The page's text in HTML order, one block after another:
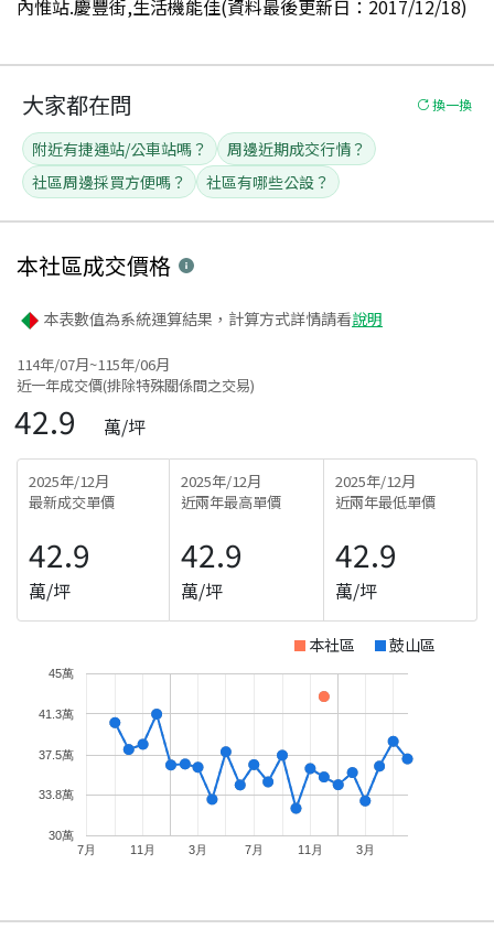
內惟站.慶豐街,生活機能佳(資料最後更新日：2017/12/18)
大家都在問 換一換
附近有捷運站/公車站嗎？
周邊近期成交行情？
社區周邊採買方便嗎？
社區有哪些公設？
本社區成交價格
本表數值為系統運算結果，計算方式詳情請看說明
114年/07月~115年/06月
近一年成交價(排除特殊關係間之交易)
42.9 萬/坪
2025年/12月
最新成交單價
42.9
萬/坪
2025年/12月
近兩年最高單價
42.9
萬/坪
2025年/12月
近兩年最低單價
42.9
萬/坪
本社區 鼓山區
7月 11月 3月 7月 11月 3月
30萬
33.8萬
37.5萬
41.3萬
45萬